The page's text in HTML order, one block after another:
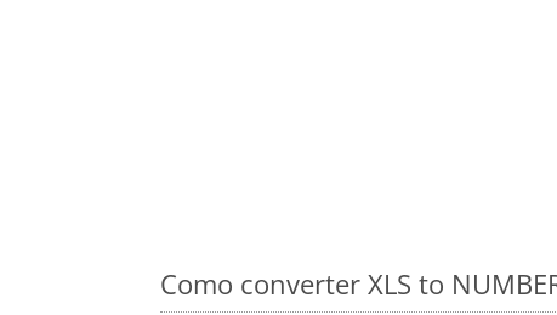
Como converter XLS to